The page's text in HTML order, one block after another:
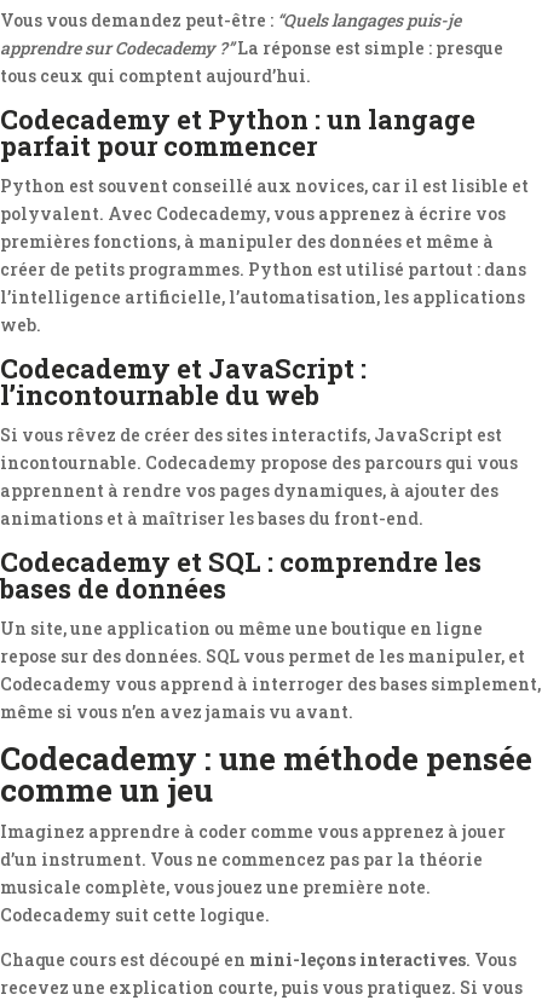
Vous vous demandez peut-être : “Quels langages puis-je
apprendre sur Codecademy ?”La réponse est simple : presque
tous ceux qui comptent aujourd’hui.
Codecademy et Python : un langage
parfait pour commencer
Python est souvent conseillé aux novices, car il est lisible et
polyvalent. Avec Codecademy, vous apprenez à écrire vos
premières fonctions, à manipuler des données et même à
créer de petits programmes. Python est utilisé partout : dans
l’intelligence artificielle, l’automatisation, les applications
web.
Codecademy et JavaScript :
l’incontournable du web
Si vous rêvez de créer des sites interactifs, JavaScript est
incontournable. Codecademy propose des parcours qui vous
apprennent à rendre vos pages dynamiques, à ajouter des
animations et à maîtriser les bases du front-end.
Codecademy et SQL : comprendre les
bases de données
Un site, une application ou même une boutique en ligne
repose sur des données. SQL vous permet de les manipuler, et
Codecademy vous apprend à interroger des bases simplement,
même si vous n’en avez jamais vu avant.
Codecademy : une méthode pensée
comme un jeu
Imaginez apprendre à coder comme vous apprenez à jouer
d’un instrument. Vous ne commencez pas par la théorie
musicale complète, vous jouez une première note.
Codecademy suit cette logique.
Chaque cours est découpé en mini-leçons interactives. Vous
recevez une explication courte, puis vous pratiquez. Si vous